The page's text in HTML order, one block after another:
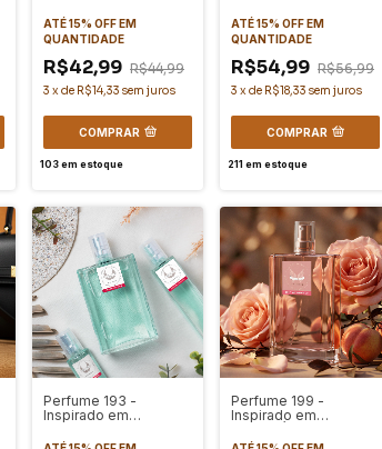
ATÉ 15% OFFEM
QUANTIDADE
R$42,99 R$44,99
3 xde R$14,33 sem juros
COMPRAR
103em estoque
ATÉ 15% OFFEM
QUANTIDADE
R$54,99 R$56,99
3 xde R$18,33 sem juros
COMPRAR
211 em estoque
Perfume 193 -
Inspirado em
TRADICIONAL
Perfume 199 -
Inspirado em